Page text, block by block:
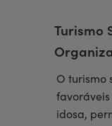
Turismo
O turismo
idosa,